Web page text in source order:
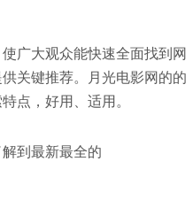
广大观众能快速全面找到网
关键推荐。月光电影网的的
点，好用、适用。
到最新最全的